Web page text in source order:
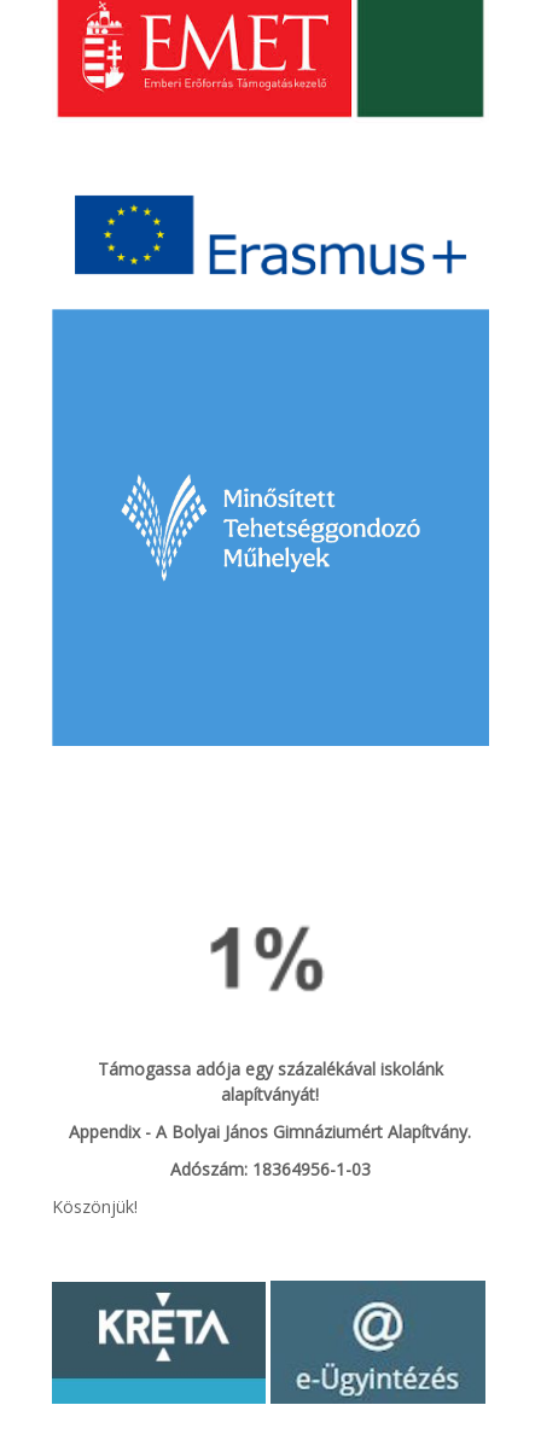
Támogassa adója egy százalékával iskolánk
alapítványát!
Appendix - A Bolyai János Gimnáziumért Alapítvány.
Adószám: 18364956-1-03
Köszönjük!